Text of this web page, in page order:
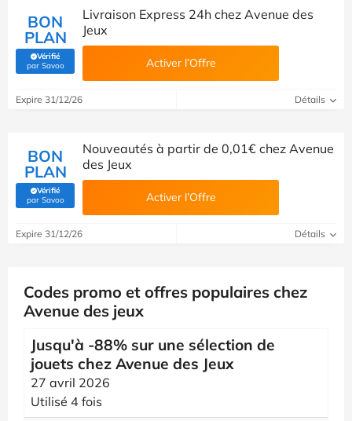
BON
PLAN
Vérifié
par Savoo(Vérifié par Savoo)
Livraison Express 24h chez Avenue des
Jeux
Activer l’Offre
Expire 31/12/26 Détails
BON
PLAN
Vérifié
par Savoo(Vérifié par Savoo)
Nouveautés à partir de 0,01€ chez Avenue
des Jeux
Activer l’Offre
Expire 31/12/26 Détails
Codes promo et offres populaires chez
Avenue des jeux
Jusqu'à -88% sur une sélection de
jouets chez Avenue des Jeux
27 avril 2026
Utilisé 4 fois